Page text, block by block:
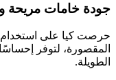
جودة خامات مريحة
حرصت كيا على استخدام
المقصورة، لتوفر
الطويلة.